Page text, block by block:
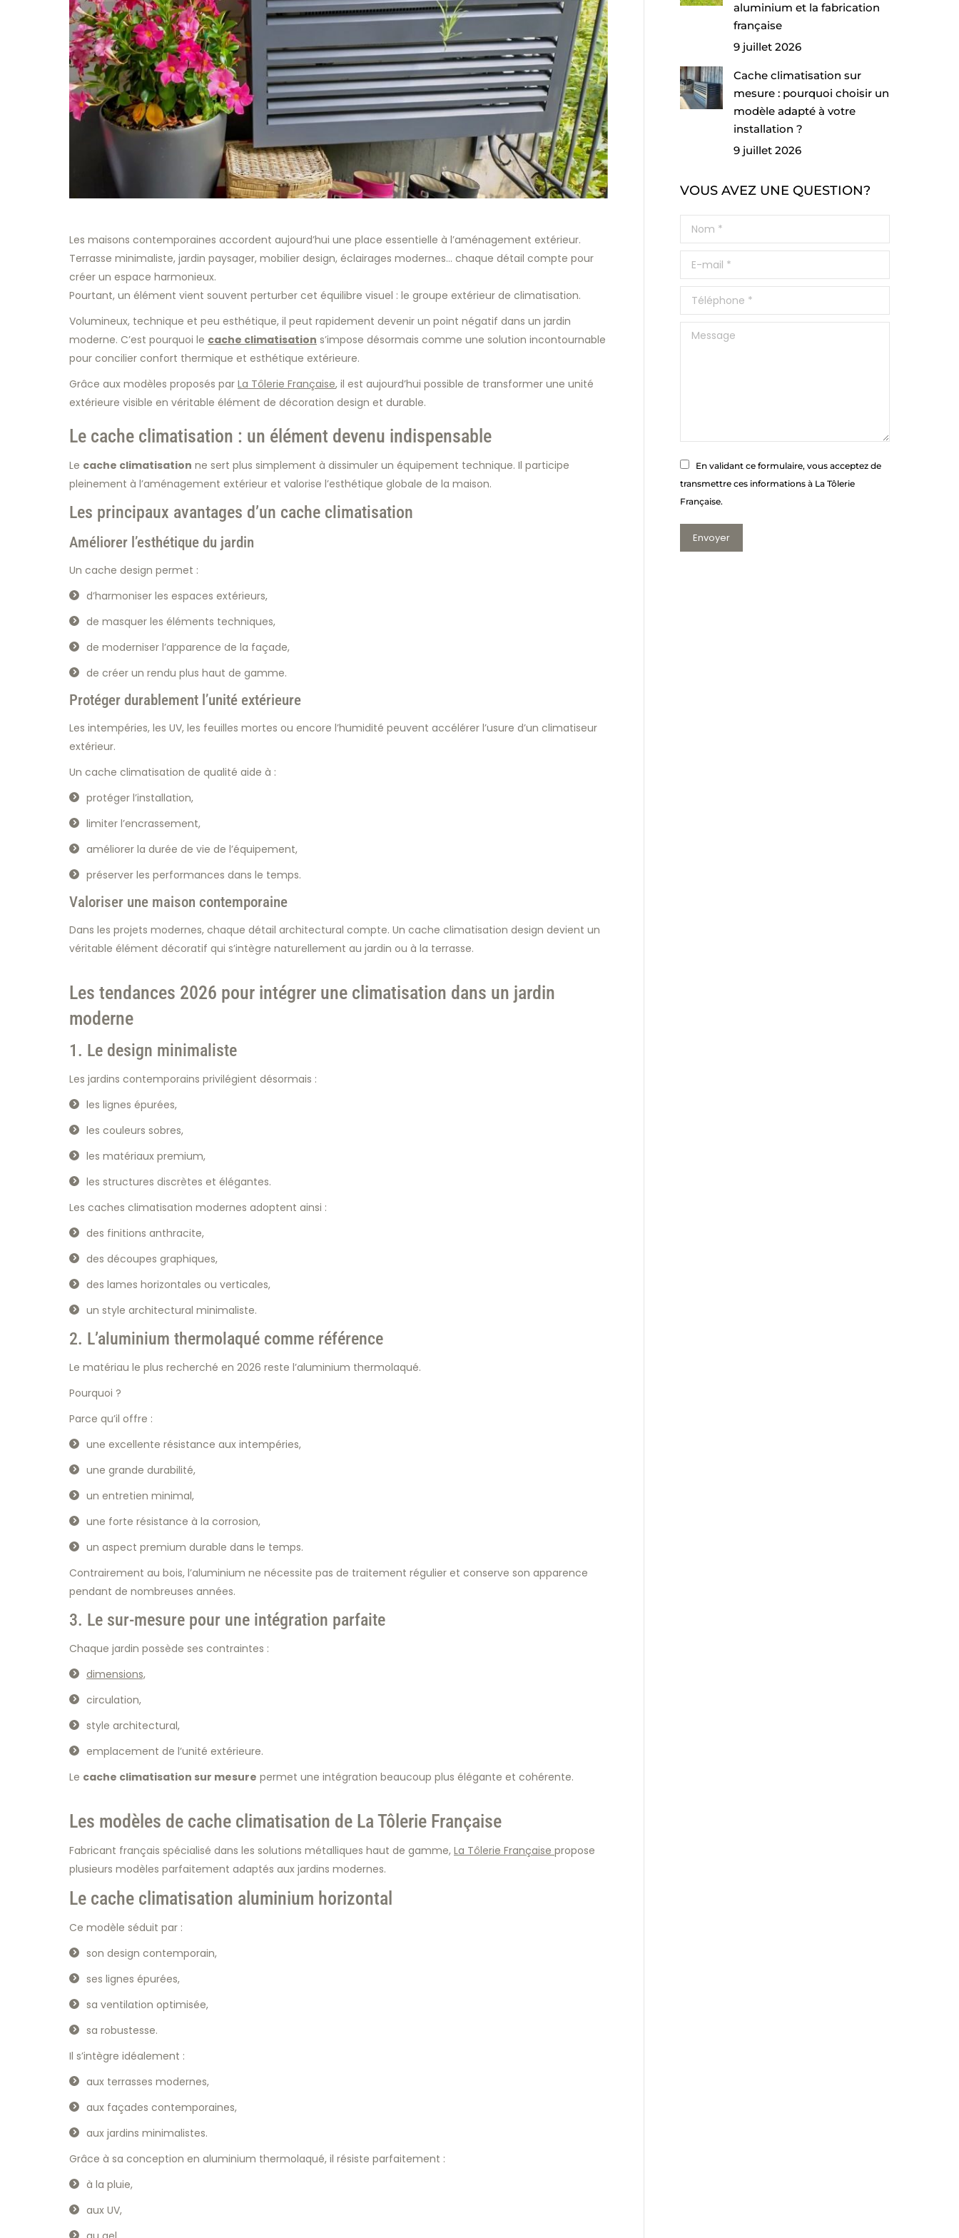
Les maisons contemporaines accordent aujourd’hui une place essentielle à l’aménagement extérieur.
Terrasse minimaliste, jardin paysager, mobilier design, éclairages modernes… chaque détail compte pour
créer un espace harmonieux.
Pourtant, un élément vient souvent perturber cet équilibre visuel : le groupe extérieur de climatisation.
Volumineux, technique et peu esthétique, il peut rapidement devenir un point négatif dans un jardin
moderne. C’est pourquoi le cache climatisation s’impose désormais comme une solution incontournable
pour concilier confort thermique et esthétique extérieure.
Grâce aux modèles proposés par La Tôlerie Française, il est aujourd’hui possible de transformer une unité
extérieure visible en véritable élément de décoration design et durable.
Le cache climatisation : un élément devenu indispensable
Le cache climatisation ne sert plus simplement à dissimuler un équipement technique. Il participe
pleinement à l’aménagement extérieur et valorise l’esthétique globale de la maison.
Les principaux avantages d’un cache climatisation
Améliorer l’esthétique du jardin
Un cache design permet :
d’harmoniser les espaces extérieurs,
de masquer les éléments techniques,
de moderniser l’apparence de la façade,
de créer un rendu plus haut de gamme.
Protéger durablement l’unité extérieure
Les intempéries, les UV, les feuilles mortes ou encore l’humidité peuvent accélérer l’usure d’un climatiseur
extérieur.
Un cache climatisation de qualité aide à :
protéger l’installation,
limiter l’encrassement,
améliorer la durée de vie de l’équipement,
préserver les performances dans le temps.
Valoriser une maison contemporaine
Dans les projets modernes, chaque détail architectural compte. Un cache climatisation design devient un
véritable élément décoratif qui s’intègre naturellement au jardin ou à la terrasse.
Les tendances 2026 pour intégrer une climatisation dans un jardin
moderne
1. Le design minimaliste
Les jardins contemporains privilégient désormais :
les lignes épurées,
les couleurs sobres,
les matériaux premium,
les structures discrètes et élégantes.
Les caches climatisation modernes adoptent ainsi :
des finitions anthracite,
des découpes graphiques,
des lames horizontales ou verticales,
un style architectural minimaliste.
2. L’aluminium thermolaqué comme référence
Le matériau le plus recherché en 2026 reste l’aluminium thermolaqué.
Pourquoi ?
Parce qu’il offre :
une excellente résistance aux intempéries,
une grande durabilité,
un entretien minimal,
une forte résistance à la corrosion,
un aspect premium durable dans le temps.
Contrairement au bois, l’aluminium ne nécessite pas de traitement régulier et conserve son apparence
pendant de nombreuses années.
3. Le sur-mesure pour une intégration parfaite
Chaque jardin possède ses contraintes :
dimensions,
circulation,
style architectural,
emplacement de l’unité extérieure.
Le cache climatisation sur mesure permet une intégration beaucoup plus élégante et cohérente.
Les modèles de cache climatisation de La Tôlerie Française
Fabricant français spécialisé dans les solutions métalliques haut de gamme, La Tôlerie Française propose
plusieurs modèles parfaitement adaptés aux jardins modernes.
Le cache climatisation aluminium horizontal
Ce modèle séduit par :
son design contemporain,
ses lignes épurées,
sa ventilation optimisée,
sa robustesse.
Il s’intègre idéalement :
aux terrasses modernes,
aux façades contemporaines,
aux jardins minimalistes.
Grâce à sa conception en aluminium thermolaqué, il résiste parfaitement :
à la pluie,
aux UV,
aluminium et la fabrication
française
9 juillet 2026
Cache climatisation sur
mesure : pourquoi choisir un
modèle adapté à votre
installation ?
9 juillet 2026
VOUS AVEZ UNE QUESTION?
Nom *
E-mail *
Téléphone *
Message
En validant ce formulaire, vous acceptez de
transmettre ces informations à La Tôlerie
Française.
Envoyer